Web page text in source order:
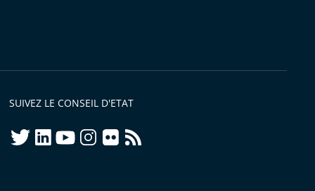
SUIVEZ LE CONSEIL D'ETAT
twitterlinkedInyoutubeinstagram
flickrrss